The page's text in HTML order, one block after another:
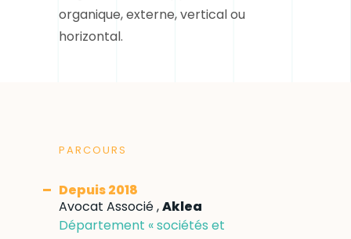
organique, externe, vertical ou
horizontal.
PARCOURS
Depuis 2018
Avocat Associé ,Aklea
Département « sociétés et